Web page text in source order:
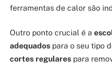
ferramentas de calor são
Outro ponto crucial é a
adequados para o seu tipo
cortes regulares para